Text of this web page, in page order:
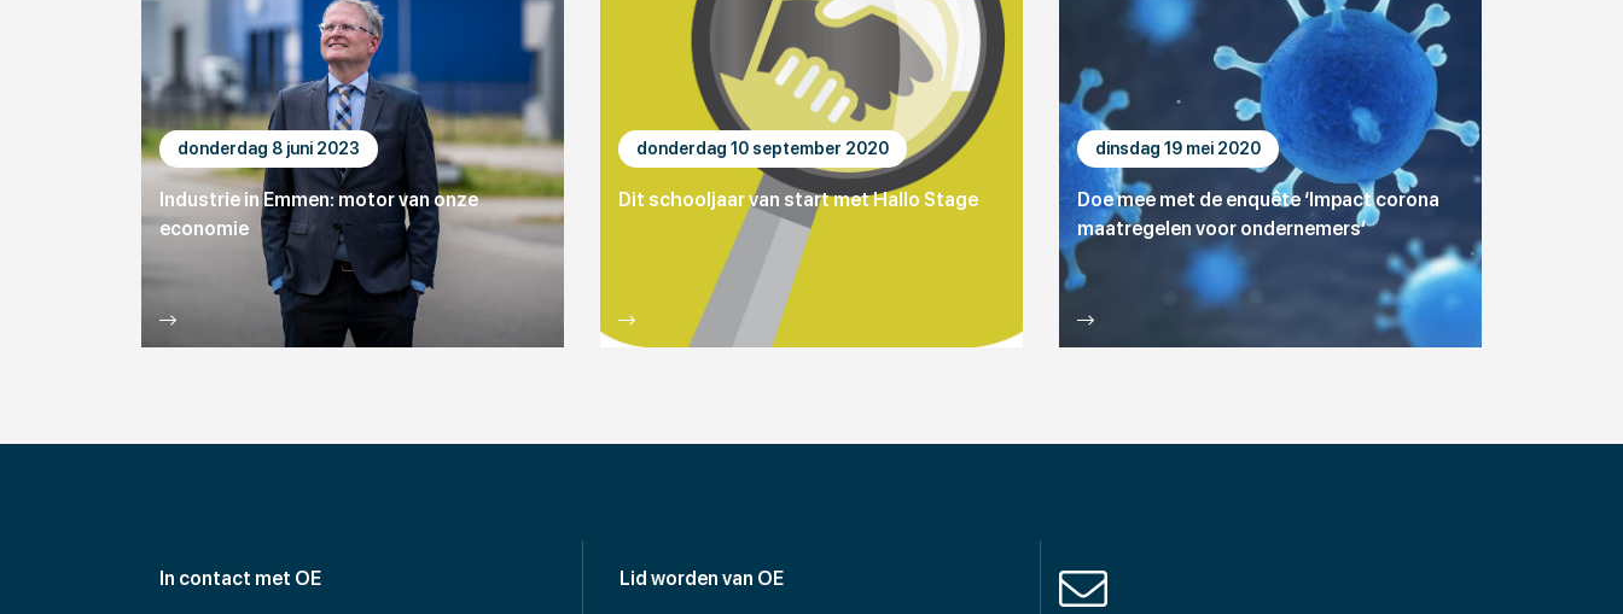
donderdag 8 juni 2023
Industrie in Emmen: motor van onze
economie
donderdag 10 september 2020
Dit schooljaar van start met Hallo Stage
dinsdag 19 mei 2020
Doe mee met de enquête ‘Impact corona
maatregelen voor ondernemers’
In contact met OE Lid worden van OE